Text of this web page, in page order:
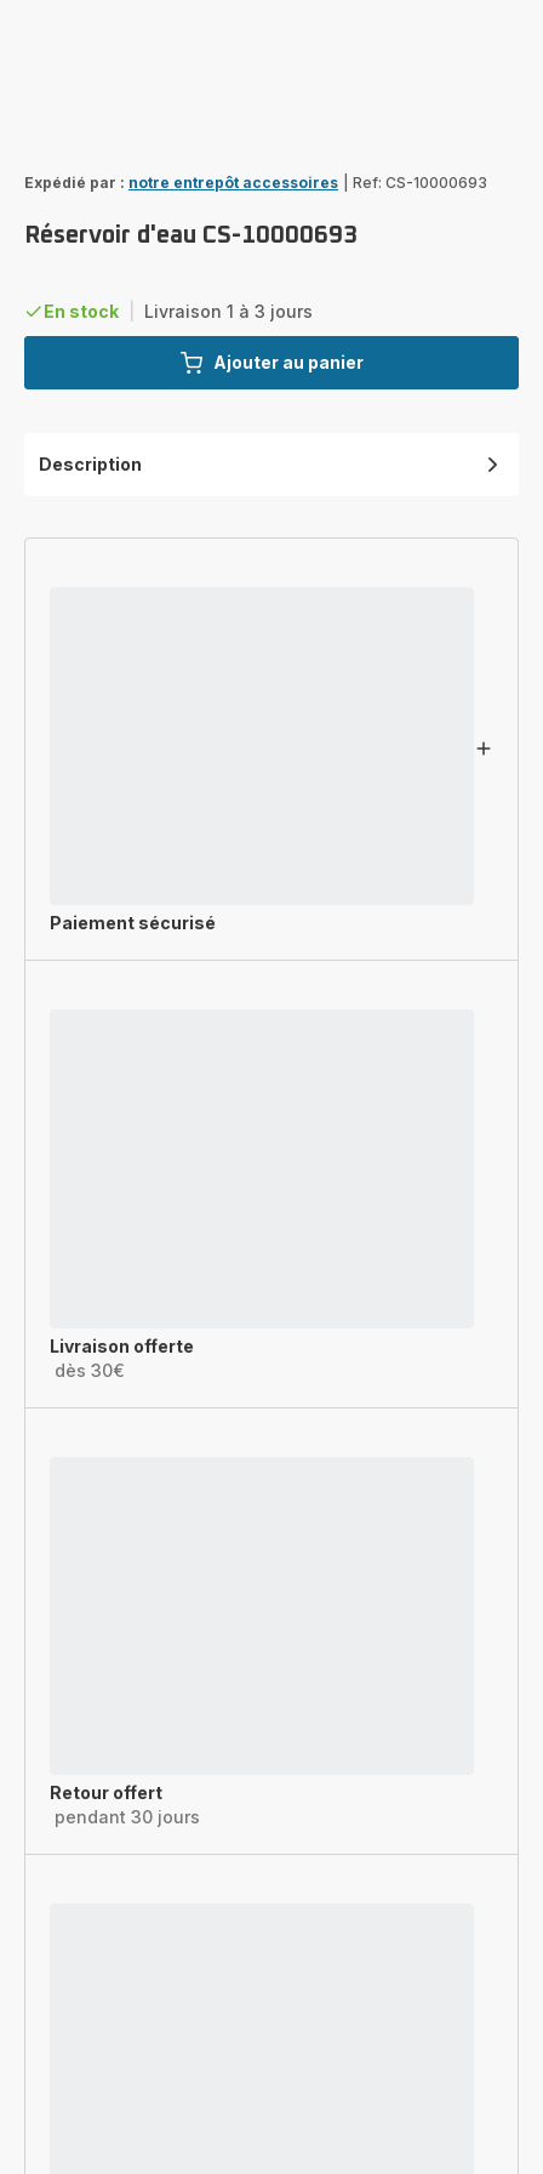
Expédié par : notre entrepôt accessoires Ref: CS-10000693
Réservoir d'eau CS-10000693
En stock Livraison 1 à 3 jours
Ajouter au panier
Description
Paiement sécurisé
Livraison offerte
dès 30€
Retour offert
pendant 30 jours